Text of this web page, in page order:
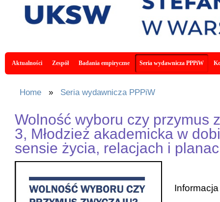
Main menu
Aktualności Zespół Badania empiryczne Seria wydawnicza PPPiW
You are here
Home » Seria wydawnicza PPPiW
Wolność wyboru czy przymus
3, Młodzież akademicka w
sensie życia, relacjach i
Informacja